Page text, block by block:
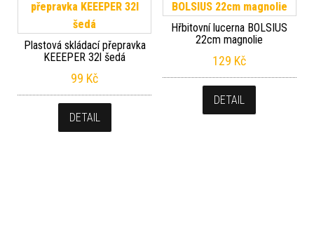
Plastová skládací přepravka
KEEEPER 32l šedá
99 Kč
DETAIL
Hřbitovní lucerna BOLSIUS
22cm magnolie
129 Kč
DETAIL